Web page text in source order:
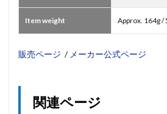
Item weight Approx. 164g /
販売ページ / メーカー公式ページ
関連ページ